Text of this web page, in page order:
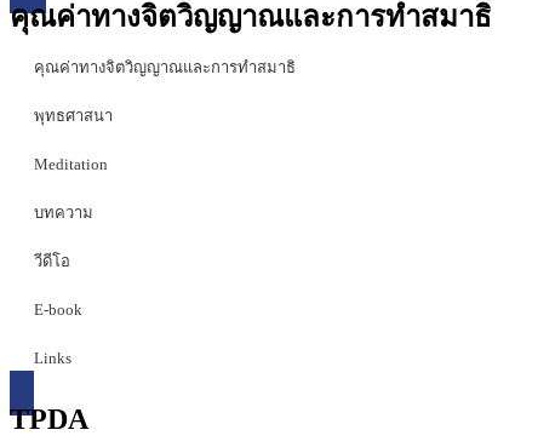
คุณค่าทางจิตวิญญาณและการทำสมาธิ
คุณค่าทางจิตวิญญาณและการทำสมาธิ
พุทธศาสนา
Meditation
บทความ
วีดีโอ
E-book
Links
TPDA